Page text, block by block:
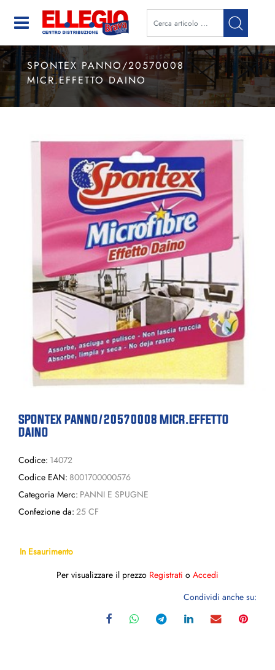
Open
SPONTEX PANNO/20570008
MICR.EFFETTO DAINO
SPONTEX PANNO/20570008 MICR.EFFETTO
DAINO
Codice: 14072
Codice EAN: 8001700000576
Categoria Merc: PANNI E SPUGNE
Confezione da: 25 CF
In Esaurimento
Per visualizzare il prezzo Registrati o Accedi
Condividi anche su: